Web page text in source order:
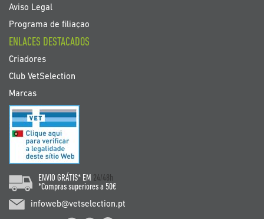
Aviso Legal
Programa de filiaçao
ENLACES DESTACADOS
Criadores
Club VetSelection
Marcas
ENVIO GRÁTIS* EM 24/48h
*Compras superiores a 50€
infoweb@vetselection.pt